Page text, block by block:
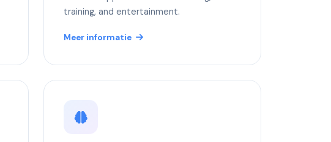
training, and entertainment.
Meer informatie